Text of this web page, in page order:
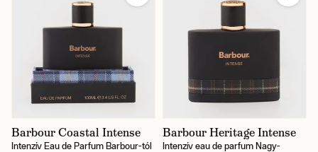
Barbour Coastal Intense
Intenzív Eau de Parfum Barbour-tól
Barbour Heritage Intense
Intenzív eau de parfum Nagy-